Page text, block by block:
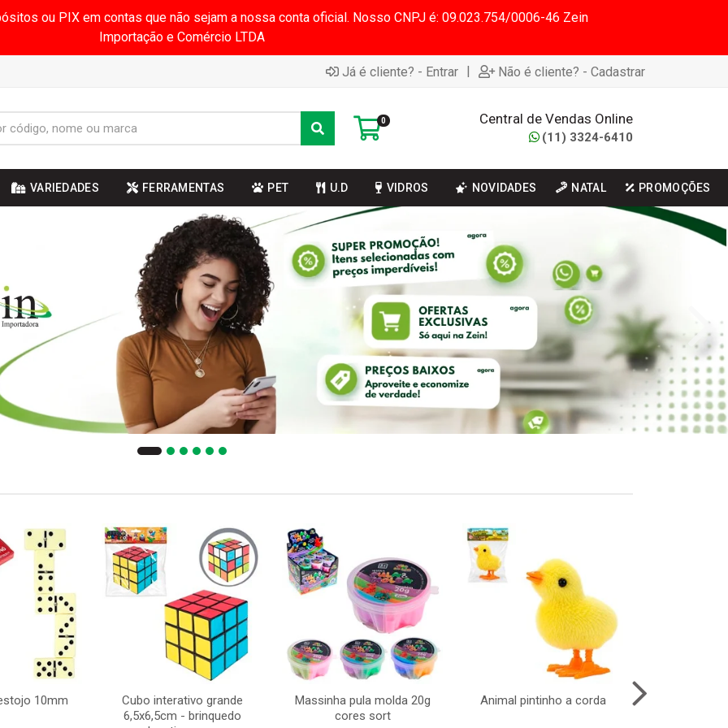
ou PIX em contas que não sejam a nossa conta oficial. Nosso CNPJ é: 09.023.754/0006-46 Zein
Importação e Comércio LTDA
Já é cliente? - Entrar | Não é cliente? - Cadastrar
0 Central de Vendas Online
(11) 3324-6410
VARIEDADES FERRAMENTAS PET U.D VIDROS NOVIDADES NATAL PROMOÇÕES
10mm
Cubo interativo grande
6,5x6,5cm - brinquedo
Massinha pula molda 20g
cores sort
Animal pintinho a corda